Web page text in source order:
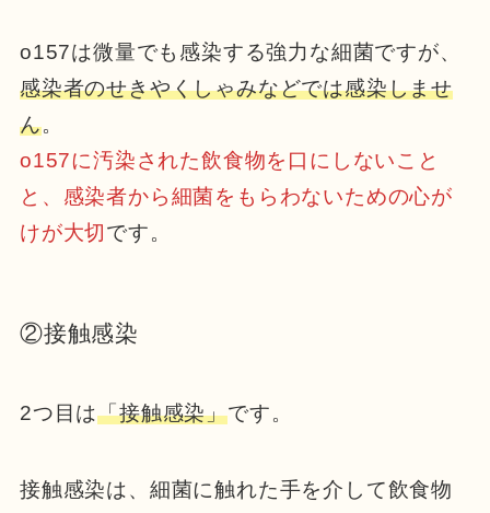
o157は微量でも感染する強力な細菌ですが、
感染者のせきやくしゃみなどでは感染しませ
ん。
o157に汚染された飲食物を口にしないこと
と、感染者から細菌をもらわないための心が
けが大切です。
②接触感染
2つ目は「接触感染」です。
接触感染は、細菌に触れた手を介して飲食物